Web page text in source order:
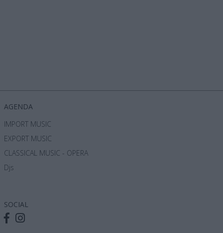
AGENDA
IMPORT MUSIC
EXPORT MUSIC
CLASSICAL MUSIC - OPERA
Djs
SOCIAL